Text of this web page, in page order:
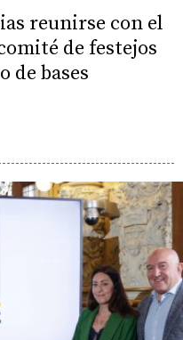
reunirse con el
de festejos
de bases